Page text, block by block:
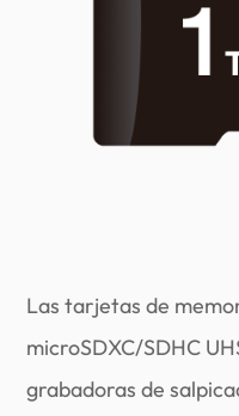
Las tarjetas de
microSDXC/SDHC
grabadoras de